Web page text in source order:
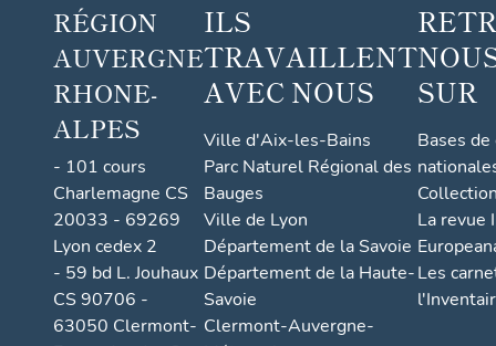
RÉGION
AUVERGNE
RHONE-
ALPES
- 101 cours
Charlemagne CS
20033 - 69269
Lyon cedex 2
- 59 bd L. Jouhaux
CS 90706 -
63050 Clermont-
ILS
TRAVAILLENT
AVEC NOUS
Ville d'Aix-les-Bains
Parc Naturel Régional des
Bauges
Ville de Lyon
Département de la Savoie
Département de la Haute-
Savoie
Clermont-Auvergne-
SUR
Bases
La revue
Les